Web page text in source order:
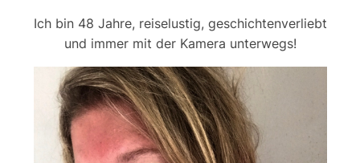
Ich bin 48 Jahre, reiselustig, geschichtenverliebt
und immer mit der Kamera unterwegs!